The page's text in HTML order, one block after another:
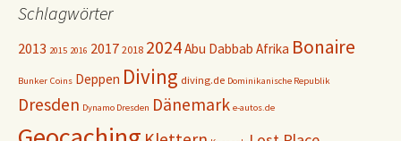
Schlagwörter
2013 2015 2016 2017 2018 2024Abu Dabbab Afrika Bonaire
Bunker Coins Deppen Diving diving.de Dominikanische Republik
Dresden Dynamo Dresden Dänemark e-autos.de